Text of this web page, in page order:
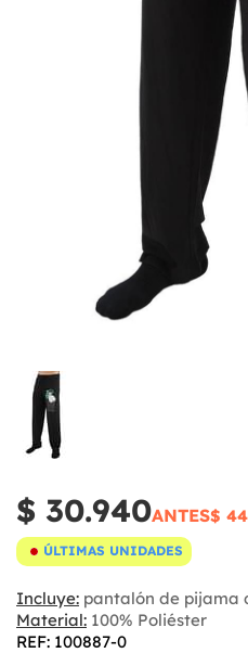
$ 30.940ANTES$
ÚLTIMAS UNIDADES
Incluye: pantalón de pijama
Material: 100% Poliéster
REF: 100887-0